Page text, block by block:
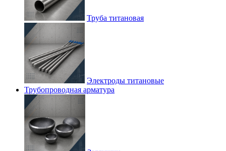
Труба титановая
Электроды титановые
Трубопроводная арматура